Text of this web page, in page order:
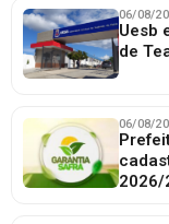
06/08/
Uesb
de
06/08/
2026/